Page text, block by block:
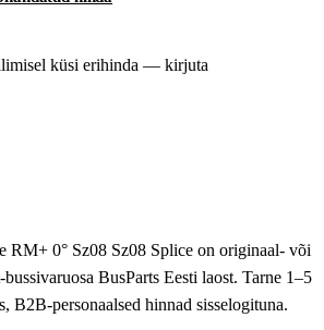
küsi erihinda — kirjuta
RM+ 0° Sz08 Sz08 Splice on originaal- või
BusParts Eesti laost. Tarne 1–5
B2B-personaalsed hinnad sisselogituna.